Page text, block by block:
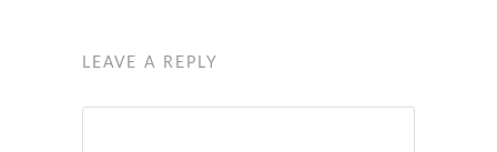
LEAVE A REPLY